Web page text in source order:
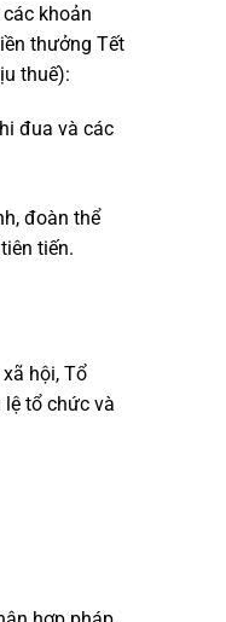
khoản
thưởng Tết
thuế):
đua và các
đoàn thể
tiến.
hội, Tổ
tổ chức và